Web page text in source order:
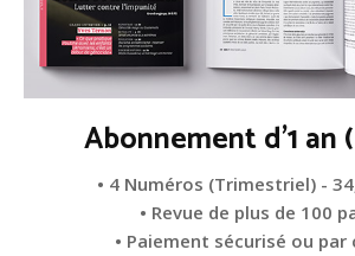
Abonnement d'1 an
• 4 Numéros (Trimestriel) -
• Revue de plus de 100
• Paiement sécurisé ou par